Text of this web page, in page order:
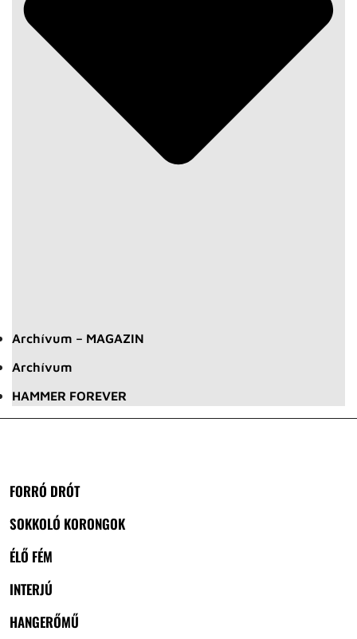
Archívum – MAGAZIN
Archívum
HAMMER FOREVER
FORRÓ DRÓT
SOKKOLÓ KORONGOK
ÉLŐ FÉM
INTERJÚ
HANGERŐMŰ